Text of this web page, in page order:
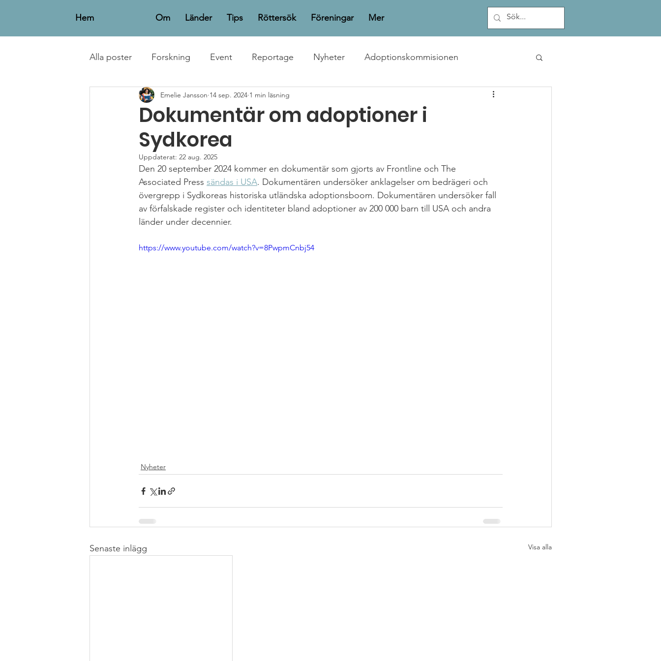
Hem Om Länder Tips Röttersök Föreningar Mer
Alla poster Forskning Event Reportage Nyheter Adoptionskommisionen
Personliga Berättelser
Dokumentär om adoptioner i
Sydkorea
Emelie Jansson 14 sep. 2024 1 min läsning
Uppdaterat: 22 aug. 2025
Den 20 september 2024 kommer en dokumentär som gjorts av Frontline och The
Associated Press sändas i USA. Dokumentären undersöker anklagelser om bedrägeri och
övergrepp i Sydkoreas historiska utländska adoptionsboom. Dokumentären undersöker fall
av förfalskade register och identiteter bland adoptioner av 200 000 barn till USA och andra
länder under decennier.
https://www.youtube.com/watch?v=8PwpmCnbj54
Nyheter
Senaste inlägg Visa alla